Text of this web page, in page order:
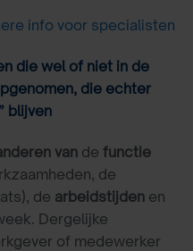
info voor specialisten
die wel of niet in de
die echter
blijven
van de functie
de
de arbeidstijden en
Dergelijke
of medewerker